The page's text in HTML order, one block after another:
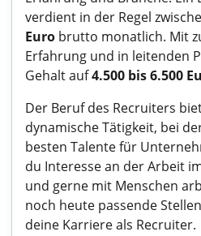
verdient in der Regel
Euro brutto monatlich. Mit
Erfahrung und in leitenden
Gehalt auf4.500 bis 6.500
Der Beruf des Recruiters
dynamische Tätigkeit, bei
besten Talente für
du Interesse an der Arbeit
und gerne mit Menschen
noch heute passende
deine Karriere als Recruiter.